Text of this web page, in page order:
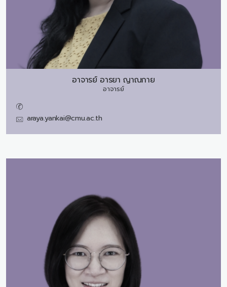
อาจารย์ อารยา ญาณกาย
อาจารย์
araya.yankai@cmu.ac.th